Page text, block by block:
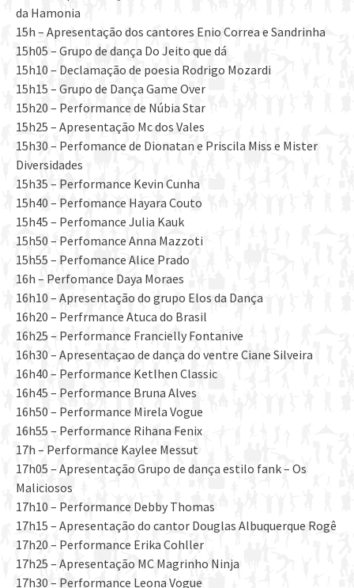
da Hamonia
15h – Apresentação dos cantores Enio Correa e Sandrinha
15h05 – Grupo de dança Do Jeito que dá
15h10 – Declamação de poesia Rodrigo Mozardi
15h15 – Grupo de Dança Game Over
15h20 – Performance de Núbia Star
15h25 – Apresentação Mc dos Vales
15h30 – Perfomance de Dionatan e Priscila Miss e Mister
Diversidades
15h35 – Performance Kevin Cunha
15h40 – Perfomance Hayara Couto
15h45 – Perfomance Julia Kauk
15h50 – Perfomance Anna Mazzoti
15h55 – Perfomance Alice Prado
16h – Perfomance Daya Moraes
16h10 – Apresentação do grupo Elos da Dança
16h20 – Perfrmance Atuca do Brasil
16h25 – Performance Francielly Fontanive
16h30 – Apresentaçao de dança do ventre Ciane Silveira
16h40 – Performance Ketlhen Classic
16h45 – Performance Bruna Alves
16h50 – Performance Mirela Vogue
16h55 – Performance Rihana Fenix
17h – Performance Kaylee Messut
17h05 – Apresentação Grupo de dança estilo fank – Os
Maliciosos
17h10 – Performance Debby Thomas
17h15 – Apresentação do cantor Douglas Albuquerque Rogê
17h20 – Performance Erika Cohller
17h25 – Apresentação MC Magrinho Ninja
17h30 – Performance Leona Vogue